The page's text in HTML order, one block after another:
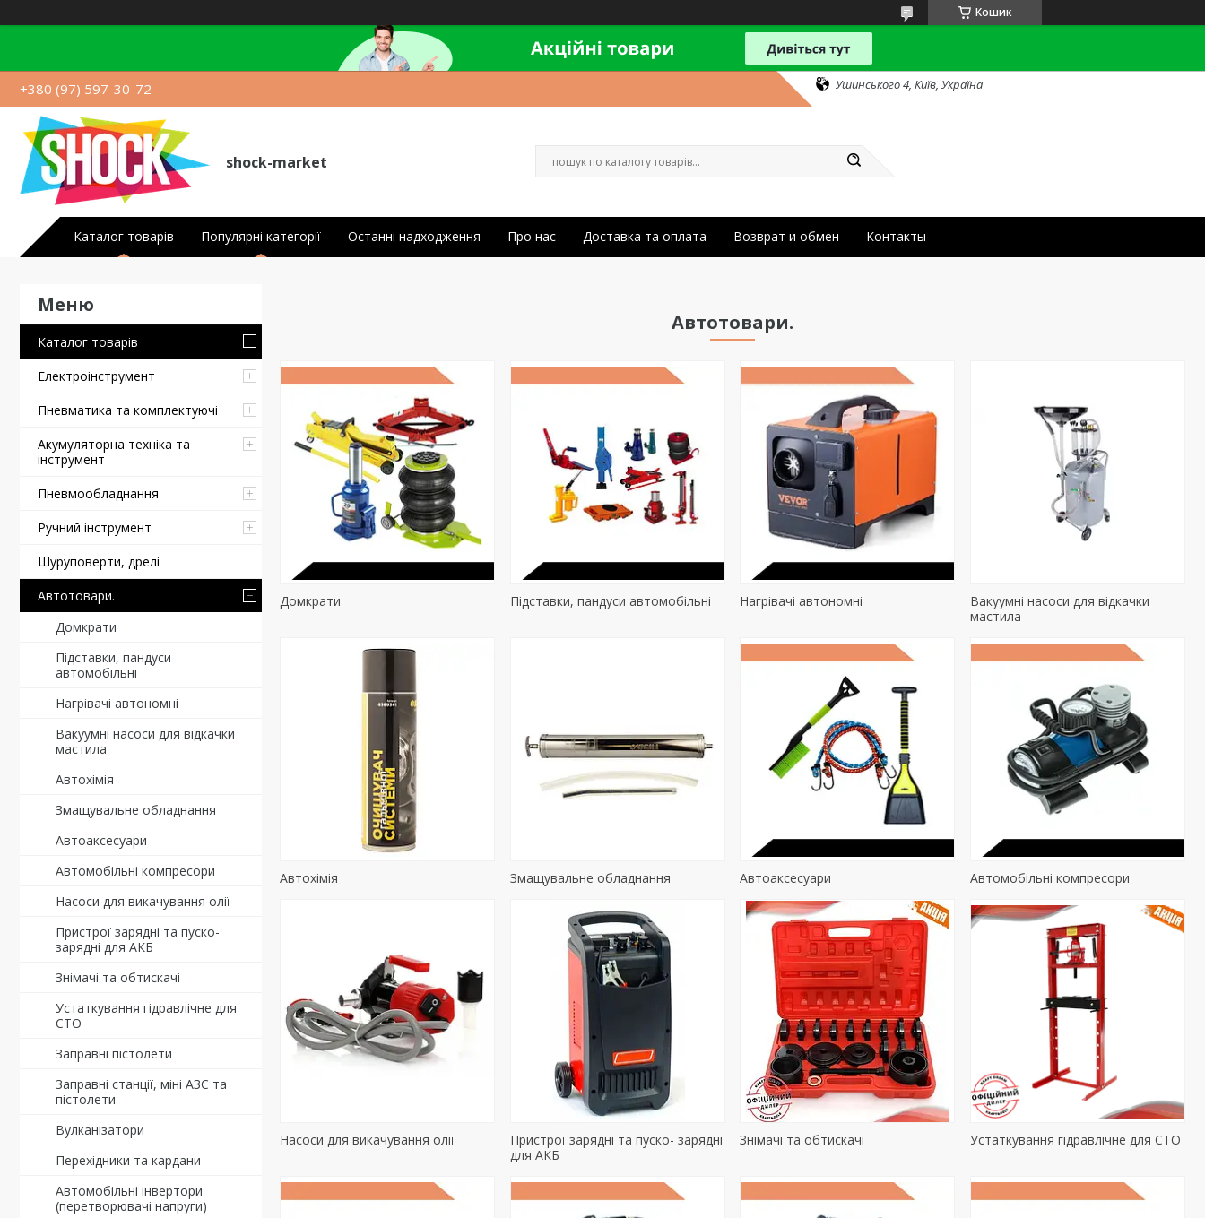
Кошик
+380 (97) 597-30-72 Ушинського 4, Київ, Україна
shock-market
Каталог товарів Популярні категорії Останні надходження Про нас Доставка та оплата Возврат и обмен Контакты
Каталог товарів
Електроінструмент
Пневматика та комплектуючі
Акумуляторна техніка та
інструмент
Пневмообладнання
Ручний інструмент
Шуруповерти, дрелі
Автотовари.
Домкрати
Підставки, пандуси
автомобільні
Нагрівачі автономні
Вакуумні насоси для відкачки
мастила
Автохімія
Змащувальне обладнання
Автоаксесуари
Автомобільні компресори
Насоси для викачування олії
Пристрої зарядні та пуско-
зарядні для АКБ
Знімачі та обтискачі
Устаткування гідравлічне для
СТО
Заправні пістолети
Заправні станції, міні АЗС та
пістолети
Вулканізатори
Перехідники та кардани
Автомобільні інвертори
(перетворювачі напруги)
Автотовари.
Домкрати Підставки, пандуси автомобільні Нагрівачі автономні
Вакуумні насоси для відкачки
мастила
Автохімія Змащувальне обладнання Автоаксесуари Автомобільні компресори
Насоси для викачування олії
Пристрої зарядні та пуско- зарядні
для АКБ
Знімачі та обтискачі Устаткування гідравлічне для СТО